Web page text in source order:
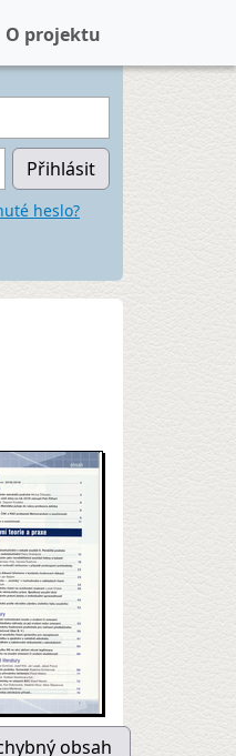
O projektu
Přihlásit
heslo?